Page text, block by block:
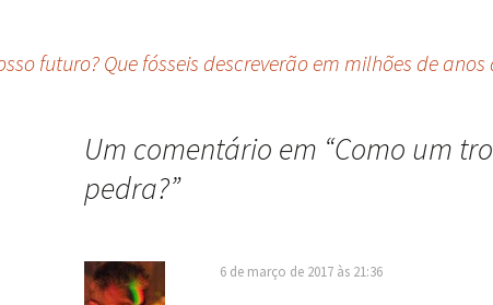
futuro? Que fósseis descreverão em milhões de anos
Um comentário em “Como um
pedra?”
6 de março de 2017 às 21:36